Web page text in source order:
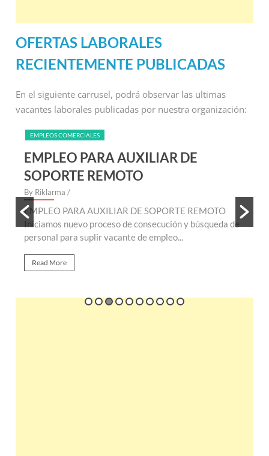
OFERTAS LABORALES
RECIENTEMENTE PUBLICADAS
En el siguiente carrusel, podrá observar las ultimas
vacantes laborales publicadas por nuestra organización:
EMPLEOS COMERCIALES
EMPLEO PARA AUXILIAR DE
SOPORTE REMOTO
By Riklarma /
EMPLEO PARA AUXILIAR DE SOPORTE REMOTO
Iniciamos nuevo proceso de consecución y búsqueda de
personal para suplir vacante de empleo...
Read More